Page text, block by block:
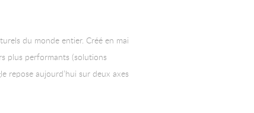
du monde entier. Créé en mai
plus performants (solutions
repose aujourd’hui sur deux axes